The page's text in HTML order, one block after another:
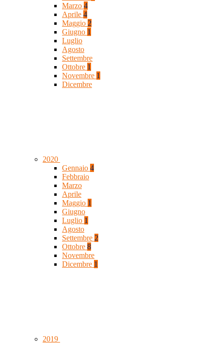
Marzo 4
Aprile 4
Maggio 2
Giugno 1
Luglio
Agosto
Settembre
Ottobre 1
Novembre 1
Dicembre
2020
Gennaio 4
Febbraio
Marzo
Aprile
Maggio 1
Giugno
Luglio 1
Agosto
Settembre 2
Ottobre 8
Novembre
Dicembre 1
2019